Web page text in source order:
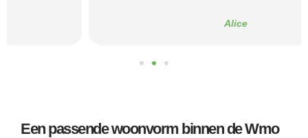
Een passende woonvorm binnen de Wmo